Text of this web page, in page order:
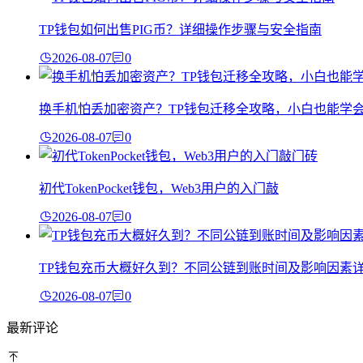
TP钱包如何出售PIG币？详细操作步骤与安全指南
2026-08-07 0
换手机怕丢加密资产？TP钱包迁移全攻略，小白也能学
2026-08-07 0
初代TokenPocket钱包，Web3用户的入门敲
2026-08-07 0
TP钱包充币大概好久到？不同公链到账时间及影响因素
2026-08-07 0
最新评论